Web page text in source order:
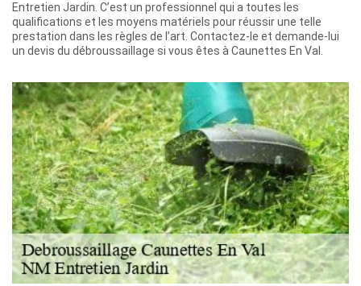
Entretien Jardin. C’est un professionnel qui a toutes les
qualifications et les moyens matériels pour réussir une telle
prestation dans les règles de l’art. Contactez-le et demande-lui
un devis du débroussaillage si vous êtes à Caunettes En Val.